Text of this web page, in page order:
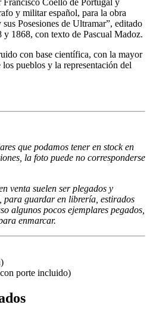
y militar español, para la obra
Posesiones de Ultramar”, editado
1868, con texto de Pascual Madoz.
con base científica, con la mayor
pueblos y la representación del
que podamos tener en stock en
la foto puede no corresponderse
venta suelen ser plegados y
para guardar en librería, estirados
algunos pocos ejemplares pegados,
enmarcar.
porte incluido)